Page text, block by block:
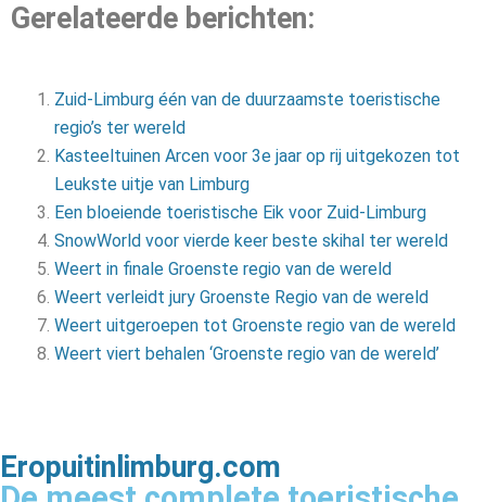
Gerelateerde berichten:
Zuid-Limburg één van de duurzaamste toeristische
regio’s ter wereld
Kasteeltuinen Arcen voor 3e jaar op rij uitgekozen tot
Leukste uitje van Limburg
Een bloeiende toeristische Eik voor Zuid-Limburg
SnowWorld voor vierde keer beste skihal ter wereld
Weert in finale Groenste regio van de wereld
Weert verleidt jury Groenste Regio van de wereld
Weert uitgeroepen tot Groenste regio van de wereld
Weert viert behalen ‘Groenste regio van de wereld’
Eropuitinlimburg.com